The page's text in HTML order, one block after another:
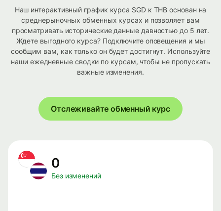
Наш интерактивный график курса SGD к THB основан на
среднерыночных обменных курсах и позволяет вам
просматривать исторические данные давностью до 5 лет.
Ждете выгодного курса? Подключите оповещения и мы
сообщим вам, как только он будет достигнут. Используйте
наши ежедневные сводки по курсам, чтобы не пропускать
важные изменения.
Отслеживайте обменный курс
0
Без изменений